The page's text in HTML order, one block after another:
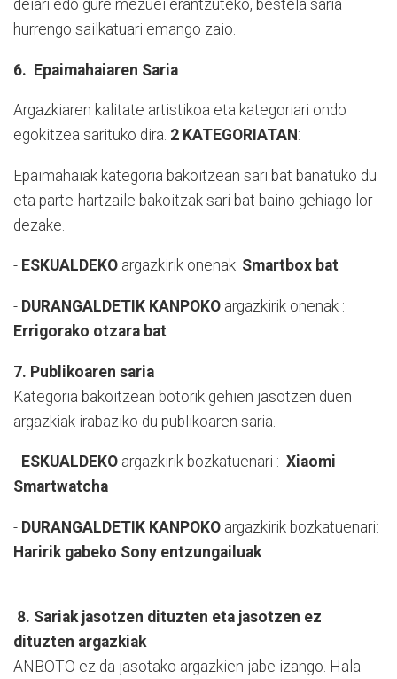
deiari edo gure mezuei erantzuteko, bestela saria
hurrengo sailkatuari emango zaio.
6. Epaimahaiaren Saria
Argazkiaren kalitate artistikoa eta kategoriari ondo
egokitzea sarituko dira. 2 KATEGORIATAN :
Epaimahaiak kategoria bakoitzean sari bat banatuko du
eta parte-hartzaile bakoitzak sari bat baino gehiago lor
dezake.
- ESKUALDEKO argazkirik onenak: Smartbox bat
- DURANGALDETIK KANPOKO argazkirik onenak :
Errigorako otzara bat
7. Publikoaren saria
Kategoria bakoitzean botorik gehien jasotzen duen
argazkiak irabaziko du publikoaren saria.
- ESKUALDEKO argazkirik bozkatuenari : Xiaomi
Smartwatcha
- DURANGALDETIK KANPOKO argazkirik bozkatuenari:
Haririk gabeko Sony entzungailuak
8. Sariak jasotzen dituzten eta jasotzen ez
dituzten argazkiak
ANBOTO ez da jasotako argazkien jabe izango. Hala